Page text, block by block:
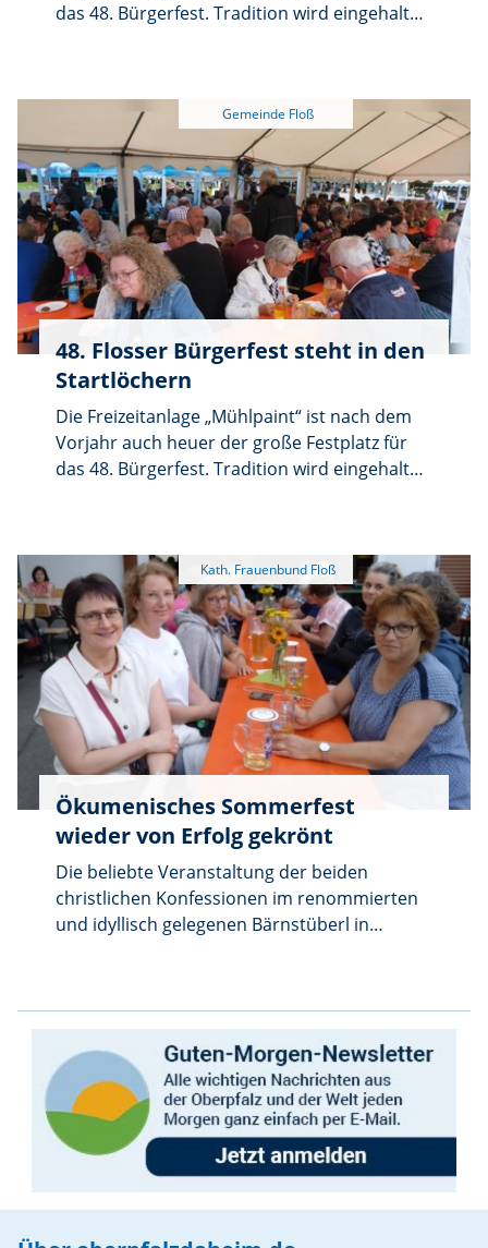
das 48. Bürgerfest. Tradition wird eingehalten
Gemeinde Floß
48. Flosser Bürgerfest steht in den
Startlöchern
Die Freizeitanlage „Mühlpaint“ ist nach dem
Vorjahr auch heuer der große Festplatz für
das 48. Bürgerfest. Tradition wird eingehalten
Kath. Frauenbund Floß
Ökumenisches Sommerfest
wieder von Erfolg gekrönt
Die beliebte Veranstaltung der beiden
christlichen Konfessionen im renommierten
und idyllisch gelegenen Bärnstüberl in
diesem Jahr in den Händen des katholischen
Frauenbundes - unter dem Vorsitz von
Christina Schaller - zusammen mit ihren
engagierten Mitgliedern aus dem
Führungskreis. Der evangelische Frauenbund
mit Christa Riedel an der Spitze und ihr Team
Wanderfreunde wurde der Radweg gewählt
um in den beschaulichen Ortsteil von Floß zu